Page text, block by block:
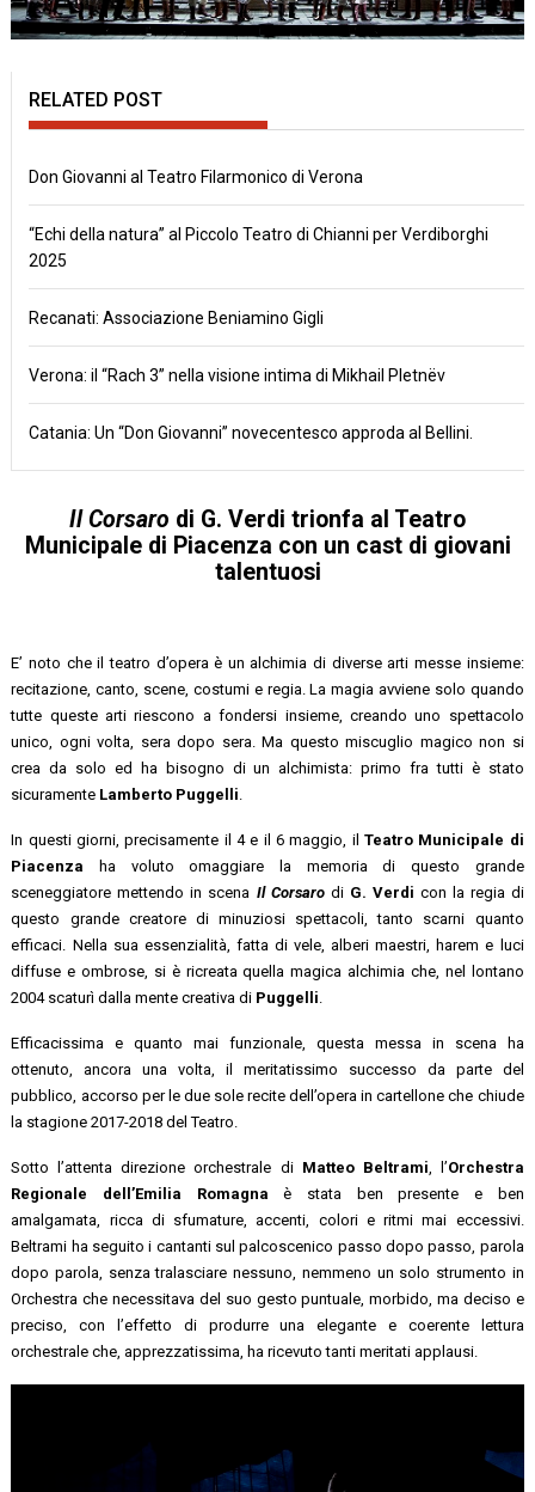
RELATED POST
Don Giovanni al Teatro Filarmonico di Verona
“Echi della natura” al Piccolo Teatro di Chianni per Verdiborghi
2025
Recanati: Associazione Beniamino Gigli
Verona: il “Rach 3” nella visione intima di Mikhail Pletnëv
Catania: Un “Don Giovanni” novecentesco approda al Bellini.
Il Corsaro di G. Verdi trionfa al Teatro
Municipale di Piacenza con un cast di giovani
talentuosi
E’ noto che il teatro d’opera è un alchimia di diverse arti messe insieme:
recitazione, canto, scene, costumi e regia. La magia avviene solo quando
tutte queste arti riescono a fondersi insieme, creando uno spettacolo
unico, ogni volta, sera dopo sera. Ma questo miscuglio magico non si
crea da solo ed ha bisogno di un alchimista: primo fra tutti è stato
sicuramente Lamberto Puggelli
In questi giorni, precisamente il 4 e il 6 maggio, il Teatro Municipale di
Piacenza ha voluto omaggiare la memoria di questo grande
sceneggiatore mettendo in scena Il Corsarodi G. Verdi con la regia di
questo grande creatore di minuziosi spettacoli, tanto scarni quanto
efficaci. Nella sua essenzialità, fatta di vele, alberi maestri, harem e luci
diffuse e ombrose, si è ricreata quella magica alchimia che, nel lontano
2004 scaturì dalla mente creativa di Puggelli
Efficacissima e quanto mai funzionale, questa messa in scena ha
ottenuto, ancora una volta, il meritatissimo successo da parte del
pubblico, accorso per le due sole recite dell’opera in cartellone che chiude
la stagione 2017-2018 del Teatro.
Sotto l’attenta direzione orchestrale di Matteo Beltrami , l’Orchestra
Regionale dell’Emilia Romagna è stata ben presente e ben
amalgamata, ricca di sfumature, accenti, colori e ritmi mai eccessivi.
Beltrami ha seguito i cantanti sul palcoscenico passo dopo passo, parola
dopo parola, senza tralasciare nessuno, nemmeno un solo strumento in
Orchestra che necessitava del suo gesto puntuale, morbido, ma deciso e
preciso, con l’effetto di produrre una elegante e coerente lettura
orchestrale che, apprezzatissima, ha ricevuto tanti meritati applausi.